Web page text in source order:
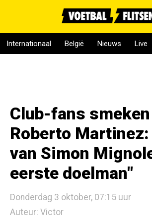
Internationaal België Nieuws Live
Club-fans smeken
Roberto
van Simon
eerste doelman"
Donderdag 3 oktober, 07:15 uur
Auteur: Victor